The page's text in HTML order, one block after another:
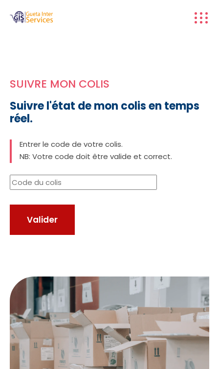
SUIVRE MON COLIS
Suivre l'état de mon colis en temps
réel.
Entrer le code de votre colis.
NB: Votre code doit être valide et correct.
Valider